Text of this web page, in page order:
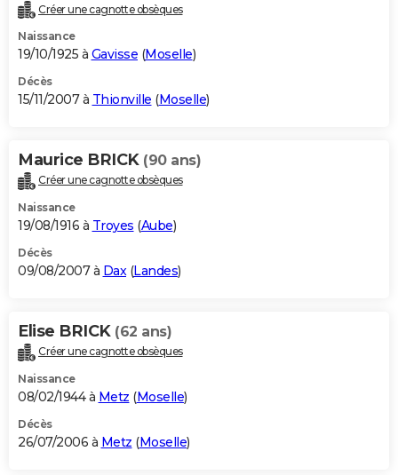
Créer une cagnotte obsèques
Naissance
19/10/1925 à Gavisse (Moselle)
Décès
15/11/2007 à Thionville (Moselle)
Maurice BRICK (90 ans)
Créer une cagnotte obsèques
Naissance
19/08/1916 à Troyes (Aube)
Décès
09/08/2007 à Dax(Landes)
Elise BRICK (62 ans)
Créer une cagnotte obsèques
Naissance
08/02/1944 à Metz (Moselle)
Décès
26/07/2006 à Metz (Moselle)